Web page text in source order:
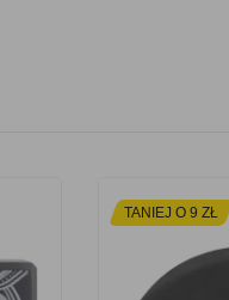
TANIEJ O 9 ZŁ